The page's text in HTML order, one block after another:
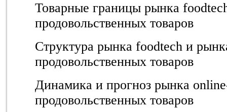
Товарные границы рынка
продовольственных товаров
Структура рынка foodtech и
продовольственных товаров
Динамика и прогноз рынка
продовольственных товаров